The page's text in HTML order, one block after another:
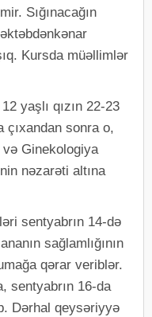
Sığınacağın
Kursda müəllimlər
yaşlı qızın 22-23
çıxandan sonra o,
və Ginekologiya
nəzarəti altına
sentyabrın 14-də
sağlamlığının
qərar veriblər.
sentyabrın 16-da
Dərhal qeysəriyyə